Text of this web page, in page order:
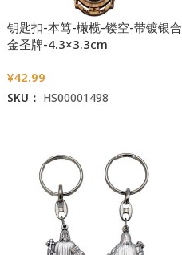
钥匙扣-本笃-橄榄-镂空-带镀银合
金圣牌-4.3×3.3cm
¥42.99
SKU： HS00001498